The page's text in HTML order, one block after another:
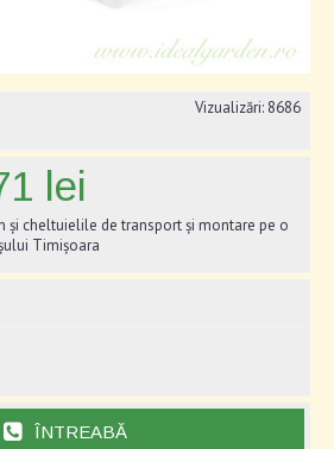
Vizualizări: 8686
lei
și cheltuielile de transport și montare pe o
Timișoara
ÎNTREABĂ